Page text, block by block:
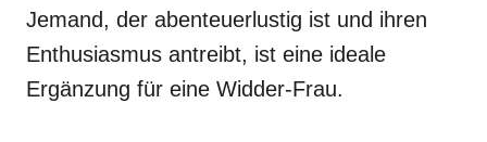
Jemand, der abenteuerlustig ist und ihren
Enthusiasmus antreibt, ist eine ideale
Ergänzung für eine Widder-Frau.